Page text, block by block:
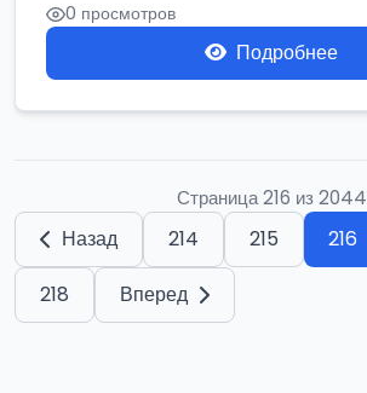
0 просмотров
Подробнее
Страница 216 из 2044
Назад 214 215 216
218
Вперед